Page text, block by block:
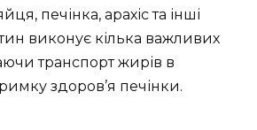
печінка, арахіс та інші
виконує кілька важливих
транспорт жирів в
здоров’я печінки.